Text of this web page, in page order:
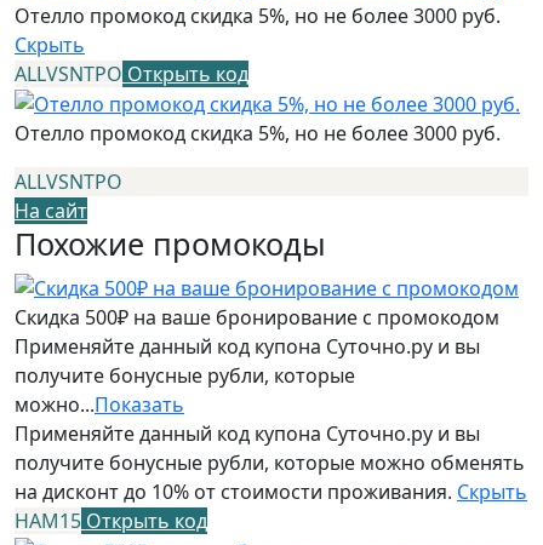
Отелло промокод скидка 5%, но не более 3000 руб.
Скрыть
ALLVSNTPO Открыть код
Отелло промокод скидка 5%, но не более 3000 руб.
ALLVSNTPO
На сайт
Похожие промокоды
Скидка 500₽ на ваше бронирование с промокодом
Применяйте данный код купона Суточно.ру и вы
получите бонусные рубли, которые
можно...Показать
Применяйте данный код купона Суточно.ру и вы
получите бонусные рубли, которые можно обменять
на дисконт до 10% от стоимости проживания. Скрыть
НАМ15 Открыть код